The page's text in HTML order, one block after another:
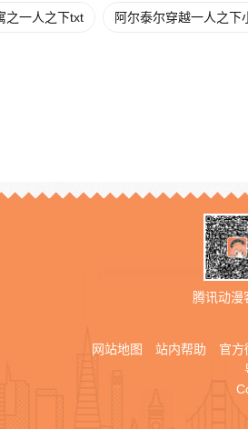
之一人之下txt 阿尔泰尔穿越一人之下
腾讯动漫
网站地图 站内帮助 官方